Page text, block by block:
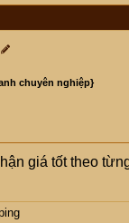
chuyên nghiệp}
giá tốt theo